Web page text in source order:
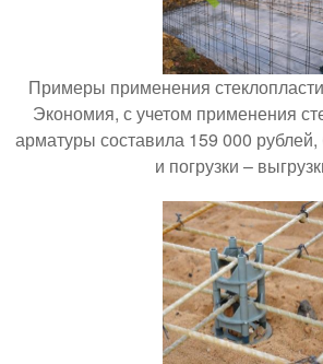
Примеры применения
Экономия, с учетом применения
арматуры составила 159 000 рублей,
и погрузки –